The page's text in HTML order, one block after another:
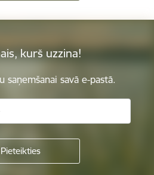
kurš uzzina!
saņemšanai savā e-pastā.